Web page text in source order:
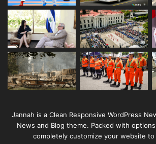
Jannah is a Clean Responsive WordPress
News and Blog theme. Packed with
completely customize your website